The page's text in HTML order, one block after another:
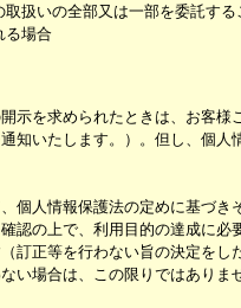
扱いの全部又は一部を委託す
る場合
を求められたときは、お客様
知いたします。）。但し、個
個人情報保護法の定めに基づ
認の上で、利用目的の達成に
正等を行わない旨の決定をし
い場合は、この限りではありま